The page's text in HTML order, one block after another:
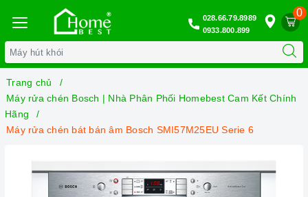
0
028.66.79.8989
0933.800.899
Trang chủ
Máy rửa chén Bosch | Nhà Phân Phối Homebest Cam Kết Chính
Hãng
Máy rửa chén bát bán âm Bosch SMI57M25EU Serie 6